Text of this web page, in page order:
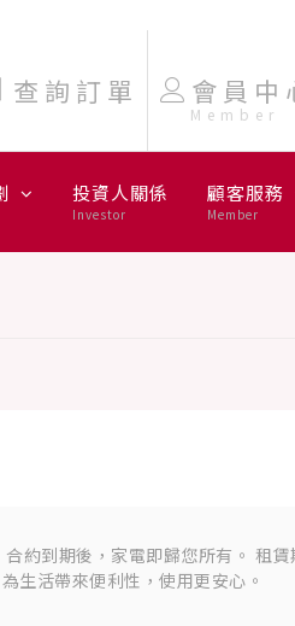
查詢訂單 會員中
Member
投資人關係
Investor
顧客服務
Member
約到期後，家電即歸您所有。 租
生活帶來便利性，使用更安心。